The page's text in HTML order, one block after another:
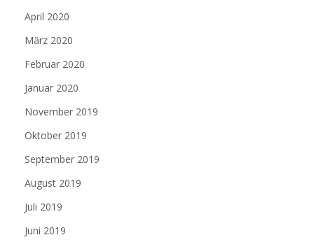
April 2020
März 2020
Februar 2020
Januar 2020
November 2019
Oktober 2019
September 2019
August 2019
Juli 2019
Juni 2019